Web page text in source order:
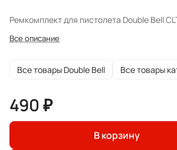
Ремкомплект для пистолета Double Bell
Все описание
Все товары Double Bell Все товары
490 ₽
В корзину